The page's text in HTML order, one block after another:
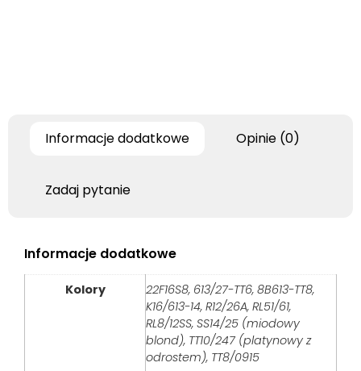
Informacje dodatkowe Opinie (0)
Zadaj pytanie
Informacje dodatkowe
Kolory
22F16S8, 613/27-TT6, 8B613-TT8,
K16/613-14, R12/26A, RL51/61,
RL8/12SS, SS14/25 (miodowy
blond), TT10/247 (platynowy z
odrostem), TT8/0915